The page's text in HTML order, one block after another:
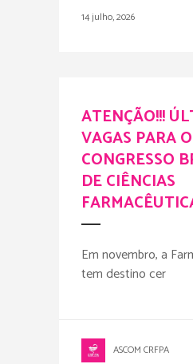
14 julho, 2026
ATENÇÃO!!!
VAGAS PARA
CONGRESSO
DE CIÊNCIAS
Em novembro, a
tem destino cer
ASCOM CRFPA